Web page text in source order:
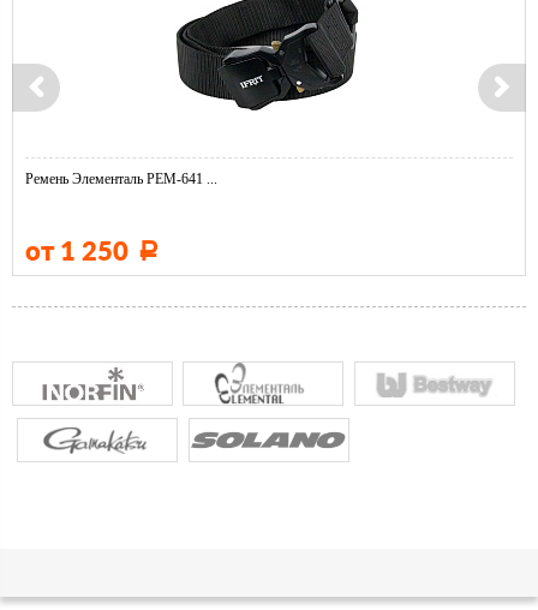
Ремень Элементаль РЕМ-641 ...
от 1 250 Р